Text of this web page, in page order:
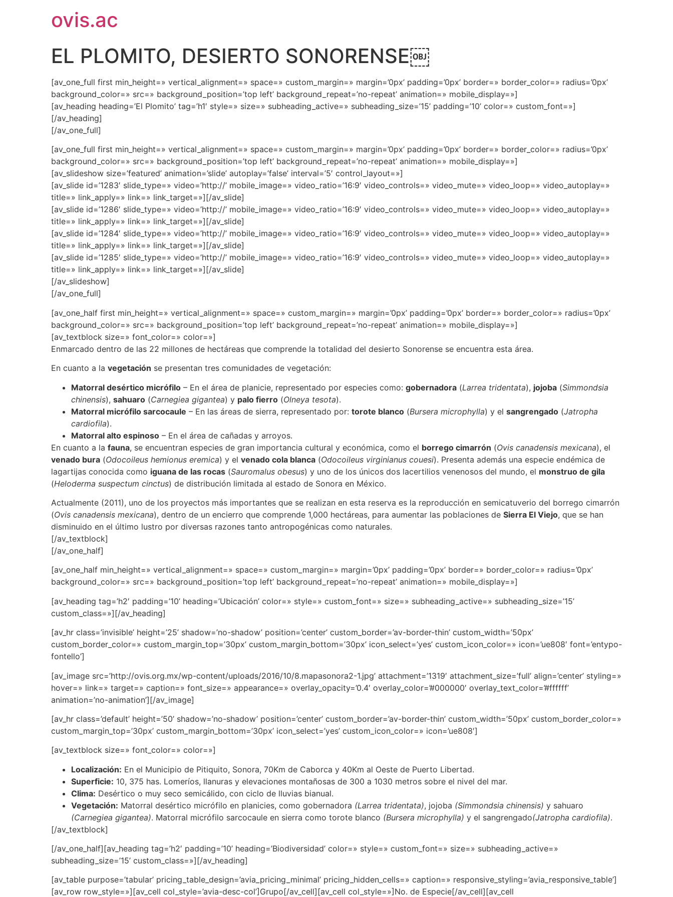
ovis.ac
EL PLOMITO, DESIERTO SONORENSE￼
[av_one_full first min_height=» vertical_alignment=» space=» custom_margin=» margin=’0px’ padding=’0px’ border=» border_color=» radius=’0px’
background_color=» src=» background_position=’top left’ background_repeat=’no-repeat’ animation=» mobile_display=»]
[av_heading heading=’El Plomito’ tag=’h1′ style=» size=» subheading_active=» subheading_size=’15’ padding=’10’ color=» custom_font=»]
[/av_heading]
[/av_one_full]
[av_one_full first min_height=» vertical_alignment=» space=» custom_margin=» margin=’0px’ padding=’0px’ border=» border_color=» radius=’0px’
background_color=» src=» background_position=’top left’ background_repeat=’no-repeat’ animation=» mobile_display=»]
[av_slideshow size=’featured’ animation=’slide’ autoplay=’false’ interval=’5′ control_layout=»]
[av_slide id=’1283′ slide_type=» video=’http://’ mobile_image=» video_ratio=’16:9′ video_controls=» video_mute=» video_loop=» video_autoplay=»
title=» link_apply=» link=» link_target=»][/av_slide]
[av_slide id=’1286′ slide_type=» video=’http://’ mobile_image=» video_ratio=’16:9′ video_controls=» video_mute=» video_loop=» video_autoplay=»
title=» link_apply=» link=» link_target=»][/av_slide]
[av_slide id=’1284′ slide_type=» video=’http://’ mobile_image=» video_ratio=’16:9′ video_controls=» video_mute=» video_loop=» video_autoplay=»
title=» link_apply=» link=» link_target=»][/av_slide]
[av_slide id=’1285′ slide_type=» video=’http://’ mobile_image=» video_ratio=’16:9′ video_controls=» video_mute=» video_loop=» video_autoplay=»
title=» link_apply=» link=» link_target=»][/av_slide]
[/av_slideshow]
[/av_one_full]
[av_one_half first min_height=» vertical_alignment=» space=» custom_margin=» margin=’0px’ padding=’0px’ border=» border_color=» radius=’0px’
background_color=» src=» background_position=’top left’ background_repeat=’no-repeat’ animation=» mobile_display=»]
[av_textblock size=» font_color=» color=»]
Enmarcado dentro de las 22 millones de hectáreas que comprende la totalidad del desierto Sonorense se encuentra esta área.
En cuanto a la vegetación se presentan tres comunidades de vegetación:
Matorral desértico micrófilo – En el área de planicie, representado por especies como: gobernadora (Larrea tridentata), jojoba (Simmondsia
chinensis), sahuaro (Carnegiea gigantea) y palo fierro (Olneya tesota).
Matorral micrófilo sarcocaule – En las áreas de sierra, representado por: torote blanco (Bursera microphylla) y el sangrengado (Jatropha
cardiofila).
Matorral alto espinoso – En el área de cañadas y arroyos.
En cuanto a la fauna, se encuentran especies de gran importancia cultural y económica, como el borrego cimarrón (Ovis canadensis mexicana), el
venado bura (Odocoileus hemionus eremica) y el venado cola blanca (Odocoileus virginianus couesi). Presenta además una especie endémica de
lagartijas conocida como iguana de las rocas (Sauromalus obesus) y uno de los únicos dos lacertilios venenosos del mundo, el monstruo de gila
(Heloderma suspectum cinctus) de distribución limitada al estado de Sonora en México.
Actualmente (2011), uno de los proyectos más importantes que se realizan en esta reserva es la reproducción en semicatuverio del borrego cimarrón
(Ovis canadensis mexicana), dentro de un encierro que comprende 1,000 hectáreas, para aumentar las poblaciones de Sierra El Viejo, que se han
disminuido en el último lustro por diversas razones tanto antropogénicas como naturales.
[/av_textblock]
[/av_one_half]
[av_one_half min_height=» vertical_alignment=» space=» custom_margin=» margin=’0px’ padding=’0px’ border=» border_color=» radius=’0px’
background_color=» src=» background_position=’top left’ background_repeat=’no-repeat’ animation=» mobile_display=»]
[av_heading tag=’h2′ padding=’10’ heading=’Ubicación’ color=» style=» custom_font=» size=» subheading_active=» subheading_size=’15’
custom_class=»][/av_heading]
[av_hr class=’invisible’ height=’25’ shadow=’no-shadow’ position=’center’ custom_border=’av-border-thin’ custom_width=’50px’
custom_border_color=» custom_margin_top=’30px’ custom_margin_bottom=’30px’ icon_select=’yes’ custom_icon_color=» icon=’ue808′ font=’entypo-
fontello’]
[av_image src=’http://ovis.org.mx/wp-content/uploads/2016/10/8.mapasonora2-1.jpg’ attachment=’1319′ attachment_size=’full’ align=’center’ styling=»
hover=» link=» target=» caption=» font_size=» appearance=» overlay_opacity=’0.4′ overlay_color=’#000000′ overlay_text_color=’#ffffff’
animation=’no-animation’][/av_image]
[av_hr class=’default’ height=’50’ shadow=’no-shadow’ position=’center’ custom_border=’av-border-thin’ custom_width=’50px’ custom_border_color=»
custom_margin_top=’30px’ custom_margin_bottom=’30px’ icon_select=’yes’ custom_icon_color=» icon=’ue808′]
[av_textblock size=» font_color=» color=»]
Localización: En el Municipio de Pitiquito, Sonora, 70Km de Caborca y 40Km al Oeste de Puerto Libertad.
Superficie: 10, 375 has. Lomeríos, llanuras y elevaciones montañosas de 300 a 1030 metros sobre el nivel del mar.
Clima: Desértico o muy seco semicálido, con ciclo de lluvias bianual.
Vegetación: Matorral desértico micrófilo en planicies, como gobernadora (Larrea tridentata), jojoba (Simmondsia chinensis) y sahuaro
(Carnegiea gigantea). Matorral micrófilo sarcocaule en sierra como torote blanco (Bursera microphylla) y el sangrengado(Jatropha cardiofila).
[/av_textblock]
[/av_one_half][av_heading tag=’h2′ padding=’10’ heading=’Biodiversidad’ color=» style=» custom_font=» size=» subheading_active=»
subheading_size=’15’ custom_class=»][/av_heading]
[av_table purpose=’tabular’ pricing_table_design=’avia_pricing_minimal’ pricing_hidden_cells=» caption=» responsive_styling=’avia_responsive_table’]
[av_row row_style=»][av_cell col_style=’avia-desc-col’]Grupo[/av_cell][av_cell col_style=»]No. de Especie[/av_cell][av_cell